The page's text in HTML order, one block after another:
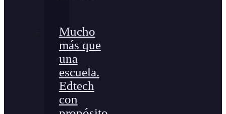
Mucho
más que
una
escuela.
Edtech
con